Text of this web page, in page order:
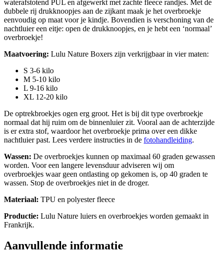
waterafstotend PUL en afgewerkt met zachte fleece randjes. Met de
dubbele rij drukknoopjes aan de zijkant maak je het overbroekje
eenvoudig op maat voor je kindje. Bovendien is verschoning van de
nachtluier een eitje: open de drukknoopjes, en je hebt een ‘normaal’
overbroekje!
Maatvoering: Lulu Nature Boxers zijn verkrijgbaar in vier maten:
S 3-6 kilo
M 5-10 kilo
L 9-16 kilo
XL 12-20 kilo
De optrekbroekjes ogen erg groot. Het is bij dit type overbroekje
normaal dat hij ruim om de binnenluier zit. Vooral aan de achterzijde
is er extra stof, waardoor het overbroekje prima over een dikke
nachtluier past. Lees verdere instructies in de fotohandleiding.
Wassen: De overbroekjes kunnen op maximaal 60 graden gewassen
worden. Voor een langere levensduur adviseren wij om
overbroekjes waar geen ontlasting op gekomen is, op 40 graden te
wassen. Stop de overbroekjes niet in de droger.
Materiaal: TPU en polyester fleece
Productie: Lulu Nature luiers en overbroekjes worden gemaakt in
Frankrijk.
Aanvullende informatie